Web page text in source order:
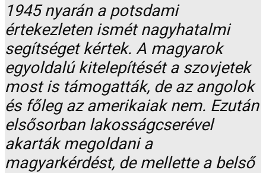
1945 nyarán a potsdami
értekezleten ismét nagyhatalmi
segítséget kértek. A magyarok
egyoldalú kitelepítését a szovjetek
most is támogatták, de az angolok
és főleg az amerikaiak nem. Ezután
elsősorban lakosságcserével
akarták megoldani a
magyarkérdést, de mellette a belső